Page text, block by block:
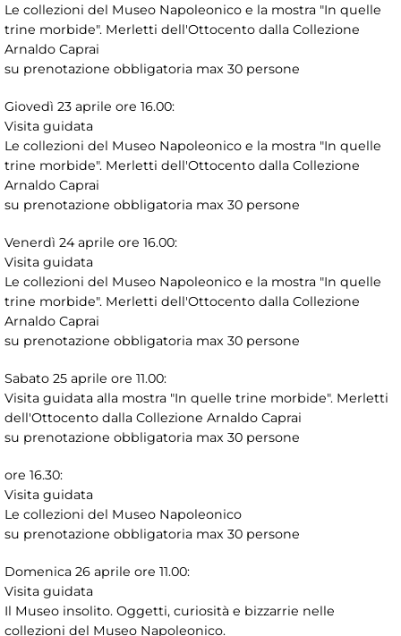
Le collezioni del Museo Napoleonico e la mostra "In quelle
trine morbide". Merletti dell'Ottocento dalla Collezione
Arnaldo Caprai
su prenotazione obbligatoria max 30 persone
Giovedì 23 aprile ore 16.00:
Visita guidata
Le collezioni del Museo Napoleonico e la mostra "In quelle
trine morbide". Merletti dell'Ottocento dalla Collezione
Arnaldo Caprai
su prenotazione obbligatoria max 30 persone
Venerdì 24 aprile ore 16.00:
Visita guidata
Le collezioni del Museo Napoleonico e la mostra "In quelle
trine morbide". Merletti dell'Ottocento dalla Collezione
Arnaldo Caprai
su prenotazione obbligatoria max 30 persone
Sabato 25 aprile ore 11.00:
Visita guidata alla mostra "In quelle trine morbide". Merletti
dell'Ottocento dalla Collezione Arnaldo Caprai
su prenotazione obbligatoria max 30 persone
ore 16.30:
Visita guidata
Le collezioni del Museo Napoleonico
su prenotazione obbligatoria max 30 persone
Domenica 26 aprile ore 11.00:
Visita guidata
Il Museo insolito. Oggetti, curiosità e bizzarrie nelle
collezioni del Museo Napoleonico.